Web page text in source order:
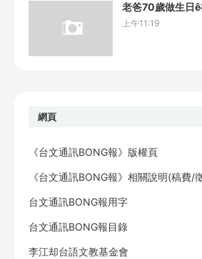
老爸70歲做生日ê
上午11:19
網頁
《台文通訊BONG報》版權頁
《台文通訊BONG報》相關說明(稿費/
台文通訊BONG報用字
台文通訊BONG報目錄
李江却台語文教基金會